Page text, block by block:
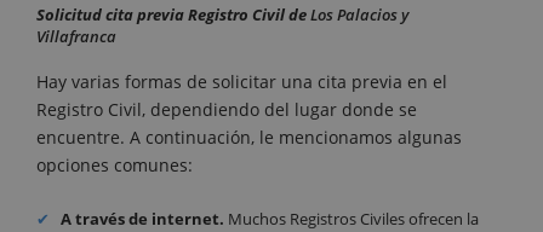
Solicitud cita previa Registro Civil deLos Palacios y
Villafranca
Hay varias formas de solicitar una cita previa en el
Registro Civil, dependiendo del lugar donde se
encuentre. A continuación, le mencionamos algunas
opciones comunes:
A través de internet. Muchos Registros Civiles ofrecen la